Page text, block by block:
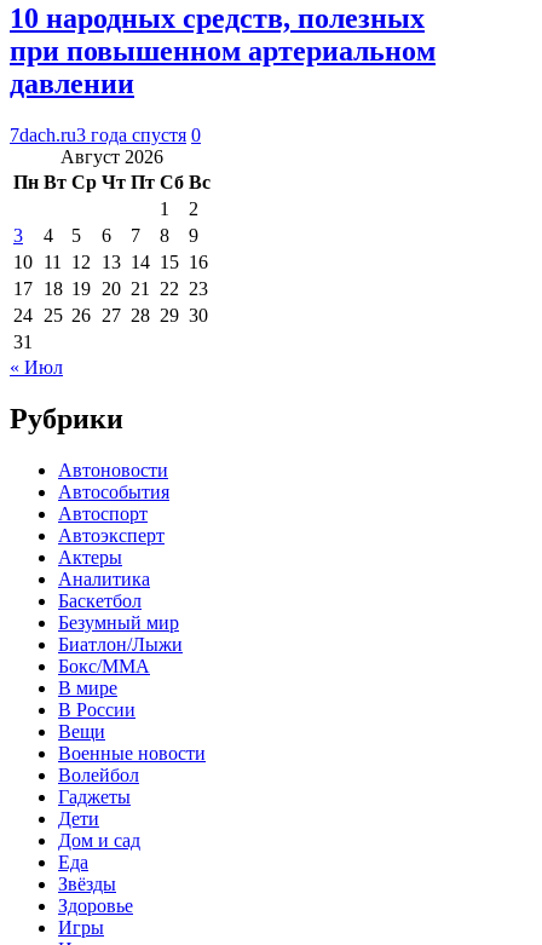
10 народных средств, полезных
при повышенном артериальном
давлении
7dach.ru3 года спустя 0
Август 2026
Пн Вт Ср Чт Пт Сб Вс
1
2
3
4 5 6 7 8
9
10 11 12 13 14 15 16
17 18 19 20 21 22 23
24 25 26 27 28 29 30
31
« Июл
Рубрики
Автоновости
Автособытия
Автоспорт
Автоэксперт
Актеры
Аналитика
Баскетбол
Безумный мир
Биатлон/Лыжи
Бокс/MMA
В мире
В России
Вещи
Военные новости
Волейбол
Гаджеты
Дети
Дом и сад
Еда
Звёзды
Здоровье
Игры